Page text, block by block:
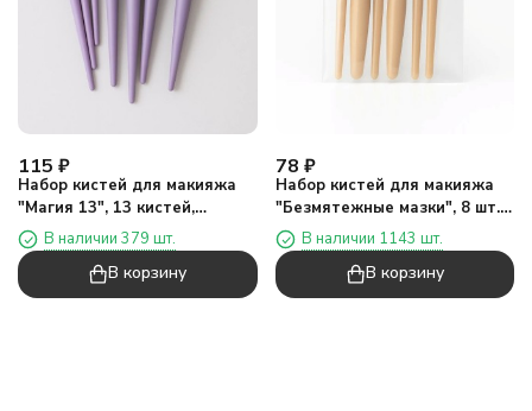
115 ₽
Набор кистей для макияжа
"Магия 13", 13 кистей,
фиолетовый
В наличии 379 шт.
В корзину
78 ₽
Набор кистей для макияжа
"Безмятежные мазки", 8 шт.,
бежевый
В наличии 1143 шт.
В корзину